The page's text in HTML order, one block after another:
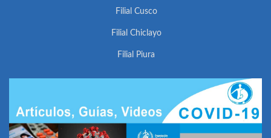
Filial Cusco
Filial Chiclayo
Filial Piura